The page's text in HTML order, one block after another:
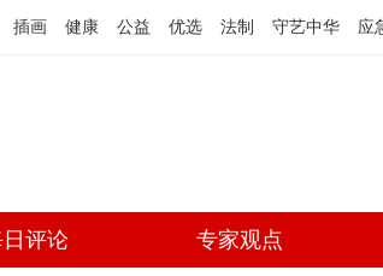
插画 健康 公益 优选 法制 守艺中华 应
评论 专家观点